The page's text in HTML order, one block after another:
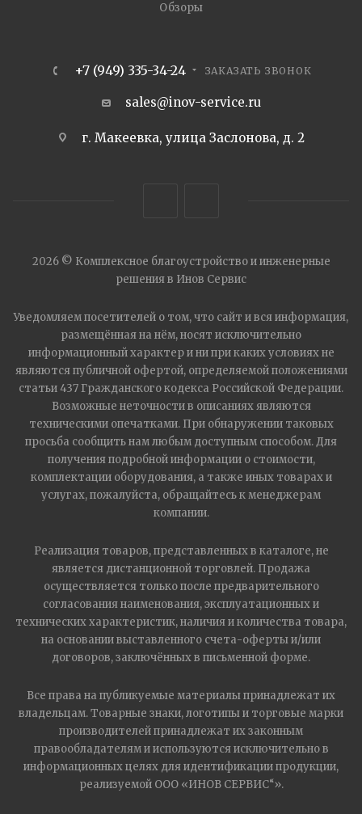
Обзоры
+7 (949) 335-34-24 ЗАКАЗАТЬ ЗВОНОК
sales@inov-service.ru
г. Макеевка, улица Заслонова, д. 2
2026 © Комплексное благоустройство и инженерные
решения в Инов Сервис
Уведомляем посетителей о том, что сайт и вся информация,
размещённая на нём, носят исключительно
информационный характер и ни при каких условиях не
являются публичной офертой, определяемой положениями
статьи 437 Гражданского кодекса Российской Федерации.
Возможные неточности в описаниях являются
техническими опечатками. При обнаружении таковых
просьба сообщить нам любым доступным способом. Для
получения подробной информации о стоимости,
комплектации оборудования, а также иных товарах и
услугах, пожалуйста, обращайтесь к менеджерам
компании.
Реализация товаров, представленных в каталоге, не
является дистанционной торговлей. Продажа
осуществляется только после предварительного
согласования наименования, эксплуатационных и
технических характеристик, наличия и количества товара,
на основании выставленного счета-оферты и/или
договоров, заключённых в письменной форме.
Все права на публикуемые материалы принадлежат их
владельцам. Товарные знаки, логотипы и торговые марки
производителей принадлежат их законным
правообладателям и используются исключительно в
информационных целях для идентификации продукции,
реализуемой ООО «ИНОВ СЕРВИС“».